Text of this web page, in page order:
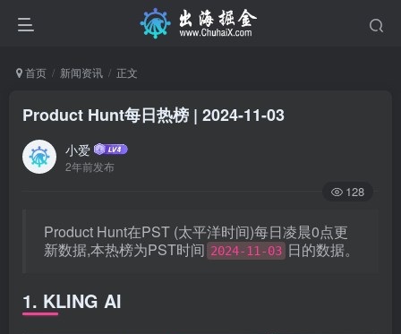
首页 新闻资讯 正文
Product Hunt每日热榜 | 2024-11-03
小爱
2年前发布
128
Product Hunt在PST (太平洋时间)每日凌晨0点更
新数据,本热榜为PST时间 2024-11-03 日的数据。
1. KLING AI